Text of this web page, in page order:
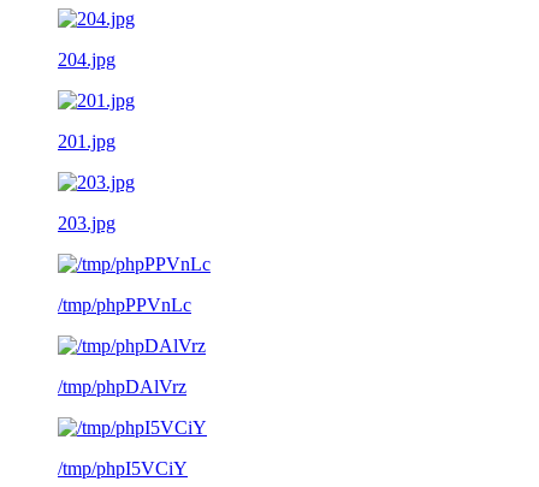
204.jpg
201.jpg
203.jpg
/tmp/phpPPVnLc
/tmp/phpDAlVrz
/tmp/phpI5VCiY